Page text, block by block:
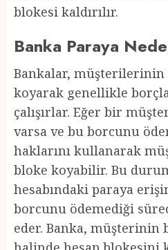
blokesi kaldırılır.
Banka Paraya
Bankalar, müşterilerinin
koyarak genellikle
çalışırlar. Eğer bir
varsa ve bu borcunu
haklarını kullanarak
bloke koyabilir. Bu
hesabındaki paraya
borcunu ödemediği
eder. Banka, müşterinin